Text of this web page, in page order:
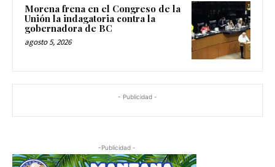
Morena frena en el Congreso de la
Unión la indagatoria contra la
gobernadora de BC
agosto 5, 2026
- Publicidad -
-Publicidad -